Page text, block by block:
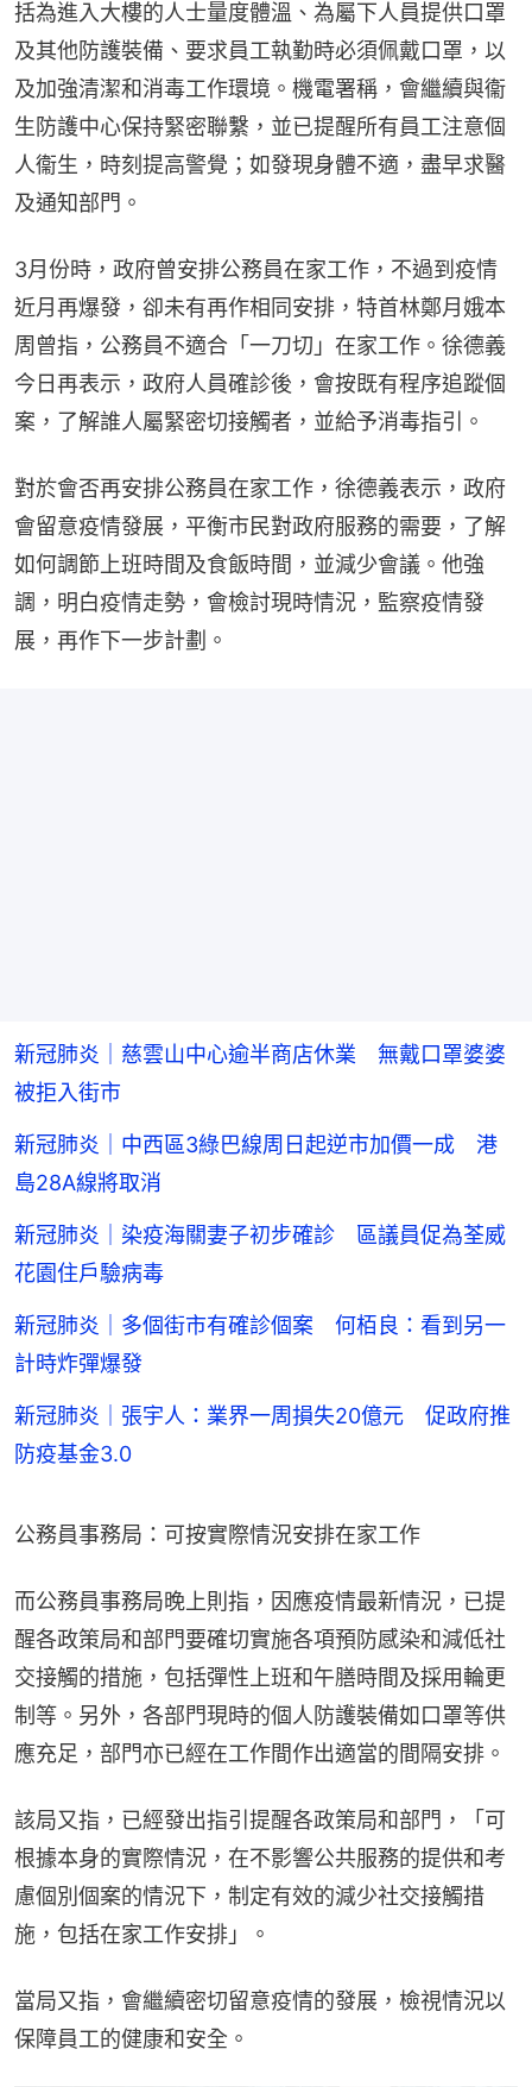
括為進入大樓的人士量度體溫、為屬下人員提供口罩
及其他防護裝備、要求員工執勤時必須佩戴口罩，以
及加強清潔和消毒工作環境。機電署稱，會繼續與衞
生防護中心保持緊密聯繫，並已提醒所有員工注意個
人衞生，時刻提高警覺；如發現身體不適，盡早求醫
及通知部門。
3月份時，政府曾安排公務員在家工作，不過到疫情
近月再爆發，卻未有再作相同安排，特首林鄭月娥本
周曾指，公務員不適合「一刀切」在家工作。徐德義
今日再表示，政府人員確診後，會按既有程序追蹤個
案，了解誰人屬緊密切接觸者，並給予消毒指引。
對於會否再安排公務員在家工作，徐德義表示，政府
會留意疫情發展，平衡市民對政府服務的需要，了解
如何調節上班時間及食飯時間，並減少會議。他強
調，明白疫情走勢，會檢討現時情況，監察疫情發
展，再作下一步計劃。
新冠肺炎｜慈雲山中心逾半商店休業 無戴口罩婆婆
被拒入街市
新冠肺炎｜中西區3綠巴線周日起逆市加價一成 港
島28A線將取消
新冠肺炎｜染疫海關妻子初步確診 區議員促為荃威
花園住戶驗病毒
新冠肺炎｜多個街市有確診個案 何栢良：看到另一
計時炸彈爆發
新冠肺炎｜張宇人：業界一周損失20億元 促政府推
防疫基金3.0
公務員事務局：可按實際情況安排在家工作
而公務員事務局晚上則指，因應疫情最新情況，已提
醒各政策局和部門要確切實施各項預防感染和減低社
交接觸的措施，包括彈性上班和午膳時間及採用輪更
制等。另外，各部門現時的個人防護裝備如口罩等供
應充足，部門亦已經在工作間作出適當的間隔安排。
該局又指，已經發出指引提醒各政策局和部門，「可
根據本身的實際情況，在不影響公共服務的提供和考
慮個別個案的情況下，制定有效的減少社交接觸措
施，包括在家工作安排」。
當局又指，會繼續密切留意疫情的發展，檢視情況以
保障員工的健康和安全。